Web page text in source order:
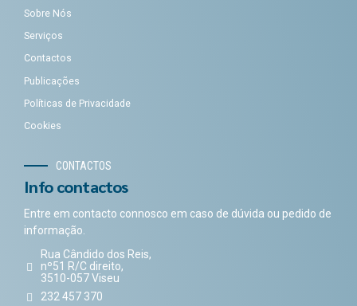
Sobre Nós
Serviços
Contactos
Publicações
Políticas de Privacidade
Cookies
CONTACTOS
Info contactos
Entre em contacto connosco em caso de dúvida ou pedido de
informação.
Rua Cândido dos Reis,
nº51 R/C direito,
3510-057 Viseu
232 457 370